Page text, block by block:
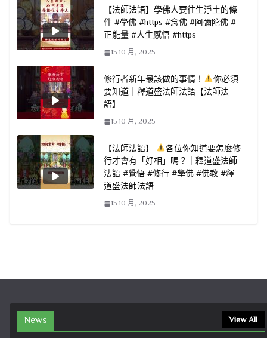
【法師法語】學佛人要往生淨土的條
件 #學佛 #https #念佛 #阿彌陀佛 #
正能量 #人生感悟 #https
15 10 月, 2025
修行者新年最該做的事情！
你必須
要知道｜釋道盛法師法語【法師法
語】
15 10 月, 2025
【法師法語】
各位你知道要怎麼修
行才會有「好相」嗎？｜釋道盛法師
法語 #覺悟 #修行 #學佛 #佛教 #釋
道盛法師法語
15 10 月, 2025
News View All